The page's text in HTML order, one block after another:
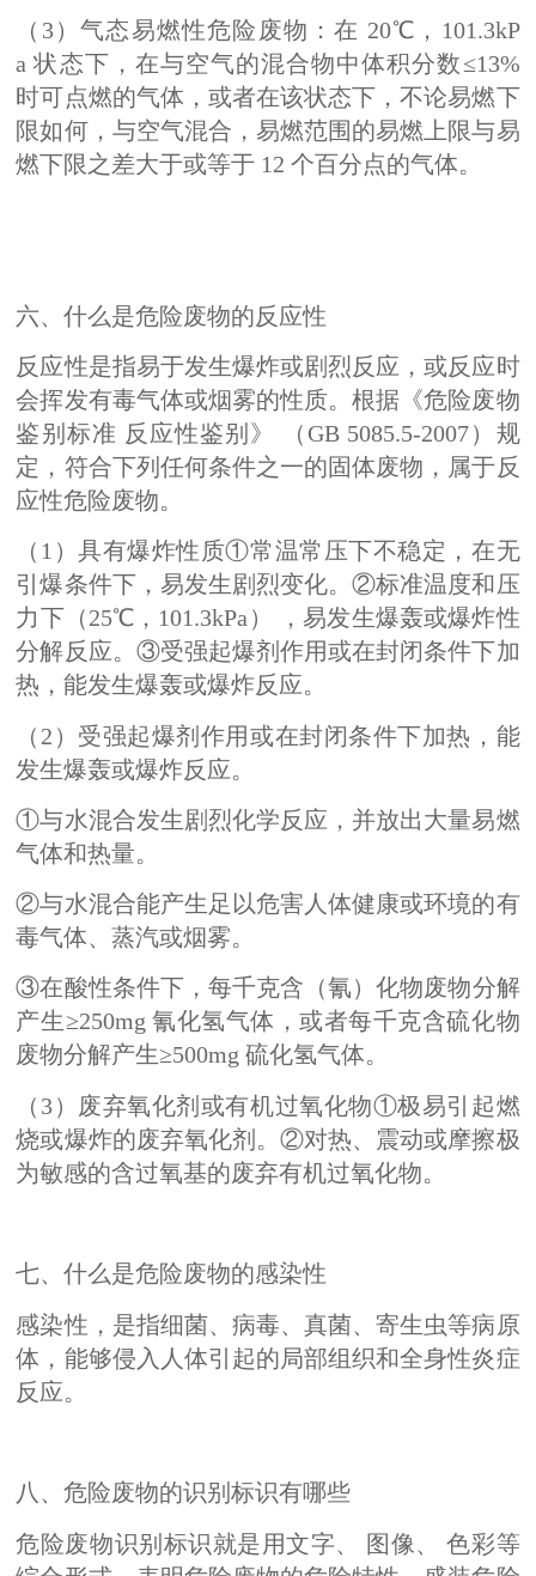
（3）气态易燃性危险废物：在 20℃，101.3kP
a 状态下，在与空气的混合物中体积分数≤13%
时可点燃的气体，或者在该状态下，不论易燃下
限如何，与空气混合，易燃范围的易燃上限与易
燃下限之差大于或等于 12 个百分点的气体。
六、什么是危险废物的反应性
反应性是指易于发生爆炸或剧烈反应，或反应时
会挥发有毒气体或烟雾的性质。根据《危险废物
鉴别标准 反应性鉴别》 （GB 5085.5-2007）规
定，符合下列任何条件之一的固体废物，属于反
应性危险废物。
（1）具有爆炸性质①常温常压下不稳定，在无
引爆条件下，易发生剧烈变化。②标准温度和压
力下（25℃，101.3kPa） ，易发生爆轰或爆炸性
分解反应。③受强起爆剂作用或在封闭条件下加
热，能发生爆轰或爆炸反应。
（2）受强起爆剂作用或在封闭条件下加热，能
发生爆轰或爆炸反应。
①与水混合发生剧烈化学反应，并放出大量易燃
气体和热量。
②与水混合能产生足以危害人体健康或环境的有
毒气体、蒸汽或烟雾。
③在酸性条件下，每千克含（氰）化物废物分解
产生≥250mg 氰化氢气体，或者每千克含硫化物
废物分解产生≥500mg 硫化氢气体。
（3）废弃氧化剂或有机过氧化物①极易引起燃
烧或爆炸的废弃氧化剂。②对热、震动或摩擦极
为敏感的含过氧基的废弃有机过氧化物。
七、什么是危险废物的感染性
感染性，是指细菌、病毒、真菌、寄生虫等病原
体，能够侵入人体引起的局部组织和全身性炎症
反应。
八、危险废物的识别标识有哪些
危险废物识别标识就是用文字、 图像、 色彩等